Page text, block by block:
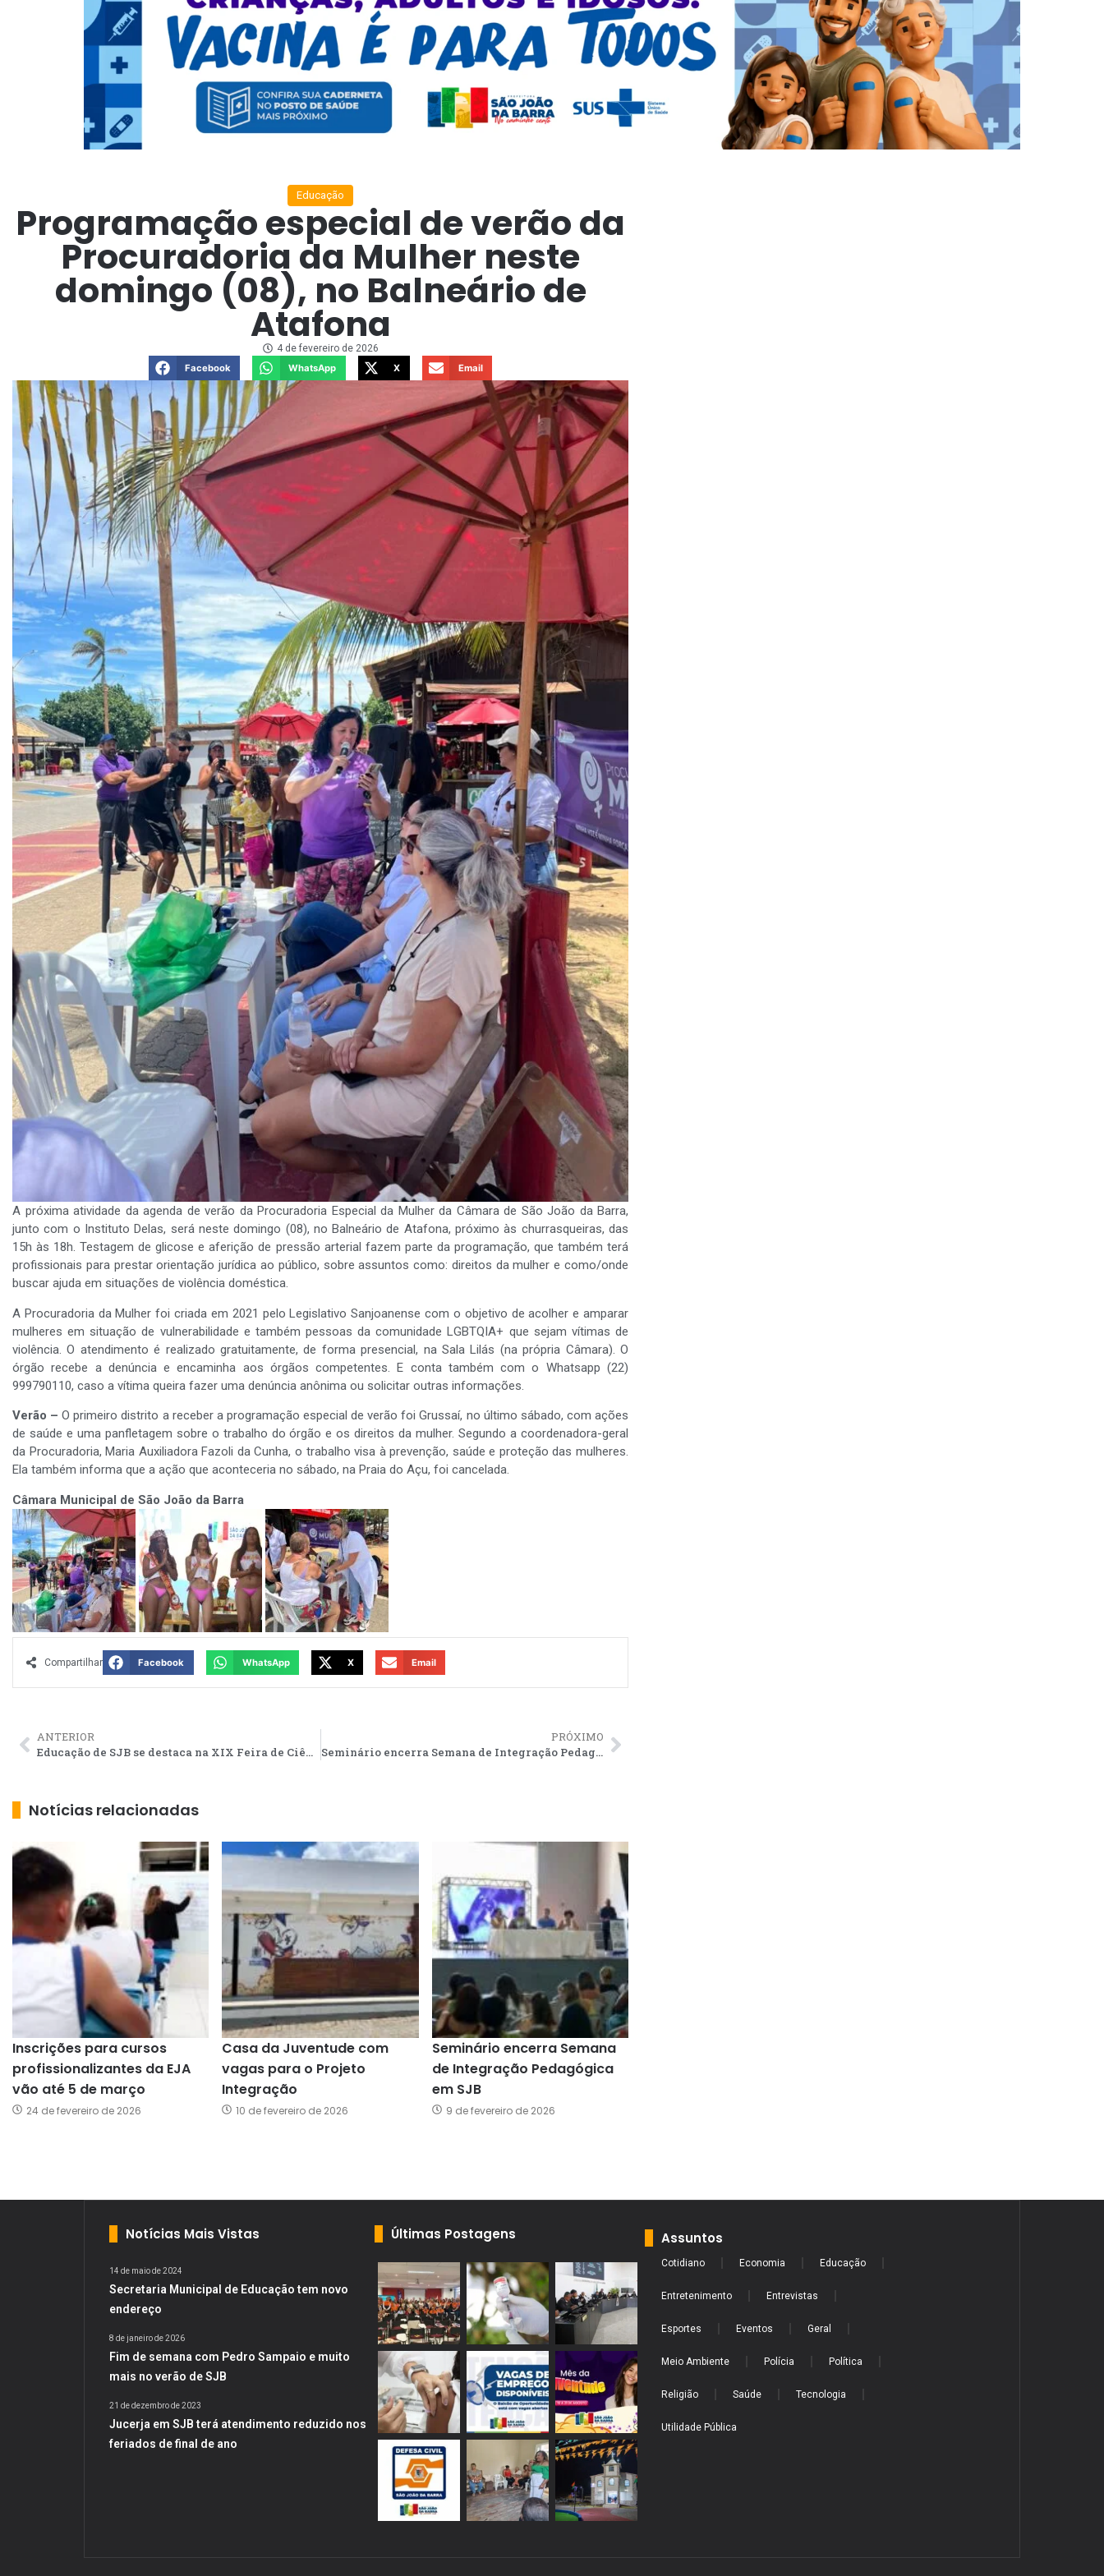
Educação
Programação especial de verão da
Procuradoria da Mulher neste
domingo (08), no Balneário de
Atafona
4 de fevereiro de 2026
Facebook
WhatsApp X Email
A próxima atividade da agenda de verão da Procuradoria Especial da Mulher da Câmara de São João da Barra,
junto com o Instituto Delas, será neste domingo (08), no Balneário de Atafona, próximo às churrasqueiras, das
15h às 18h. Testagem de glicose e aferição de pressão arterial fazem parte da programação, que também terá
profissionais para prestar orientação jurídica ao público, sobre assuntos como: direitos da mulher e como/onde
buscar ajuda em situações de violência doméstica.
A Procuradoria da Mulher foi criada em 2021 pelo Legislativo Sanjoanense com o objetivo de acolher e amparar
mulheres em situação de vulnerabilidade e também pessoas da comunidade LGBTQIA+ que sejam vítimas de
violência. O atendimento é realizado gratuitamente, de forma presencial, na Sala Lilás (na própria Câmara). O
órgão recebe a denúncia e encaminha aos órgãos competentes. E conta também com o Whatsapp (22)
999790110, caso a vítima queira fazer uma denúncia anônima ou solicitar outras informações.
Verão –O primeiro distrito a receber a programação especial de verão foi Grussaí, no último sábado, com ações
de saúde e uma panfletagem sobre o trabalho do órgão e os direitos da mulher. Segundo a coordenadora-geral
da Procuradoria, Maria Auxiliadora Fazoli da Cunha, o trabalho visa à prevenção, saúde e proteção das mulheres.
Ela também informa que a ação que aconteceria no sábado, na Praia do Açu, foi cancelada.
Câmara Municipal de São João da Barra
Compartilhar Facebook WhatsApp X Email
ANTERIOR
Educação de SJB se destaca na XIX Feira de Ciência com projetos premiados
PRÓXIMO
Seminário encerra Semana de Integração Pedagógica em SJB
Notícias relacionadas
Inscrições para cursos
profissionalizantes da EJA
vão até 5 de março
24 de fevereiro de 2026
Casa da Juventude com
vagas para o Projeto
Integração
10 de fevereiro de 2026
Seminário encerra Semana
de Integração Pedagógica
em SJB
9 de fevereiro de 2026
Notícias Mais Vistas
14 de maio de 2024
Secretaria Municipal de Educação tem novo
endereço
8 de janeiro de 2026
Fim de semana com Pedro Sampaio e muito
mais no verão de SJB
21 de dezembro de 2023
Jucerja em SJB terá atendimento reduzido nos
feriados de final de ano
Últimas Postagens Assuntos
Cotidiano Economia Educação
Entretenimento Entrevistas
Esportes Eventos Geral
Meio Ambiente Polícia Política
Religião Saúde Tecnologia
Utilidade Pública